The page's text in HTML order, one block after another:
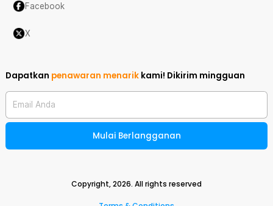
Facebook
X
Dapatkan penawaran menarik kami! Dikirim mingguan
Email Anda
Mulai Berlangganan
Copyright,2026. All rights reserved